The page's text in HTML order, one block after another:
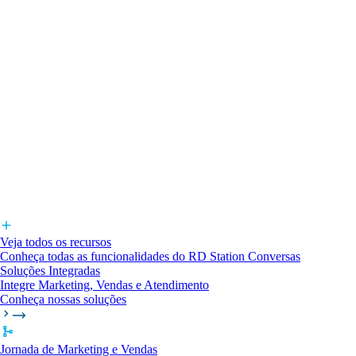
Veja todos os recursos
Conheça todas as funcionalidades do RD Station Conversas
Soluções Integradas
Integre Marketing, Vendas e Atendimento
Conheça nossas soluções
Jornada de Marketing e Vendas